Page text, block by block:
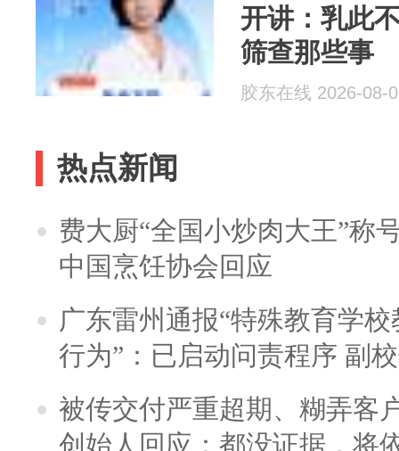
开讲：乳此
筛查那些事
胶东在线 2026-08-
热点新闻
费大厨“全国小炒肉大王”称
中国烹饪协会回应
广东雷州通报“特殊教育学
行为”：已启动问责程序 副
被传交付严重超期、糊弄客
创始人回应：都没证据，将